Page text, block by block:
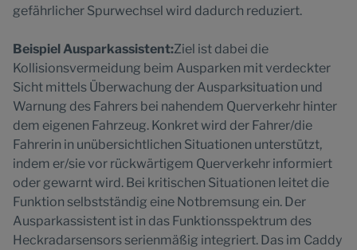
gefährlicher Spurwechsel wird dadurch reduziert.
Beispiel Ausparkassistent:Ziel ist dabei die
Kollisionsvermeidung beim Ausparken mit verdeckter
Sicht mittels Überwachung der Ausparksituation und
Warnung des Fahrers bei nahendem Querverkehr hinter
dem eigenen Fahrzeug. Konkret wird der Fahrer/die
Fahrerin in unübersichtlichen Situationen unterstützt,
indem er/sie vor rückwärtigem Querverkehr informiert
oder gewarnt wird. Bei kritischen Situationen leitet die
Funktion selbstständig eine Notbremsung ein. Der
Ausparkassistent ist in das Funktionsspektrum des
Heckradarsensors serienmäßig integriert. Das im Caddy